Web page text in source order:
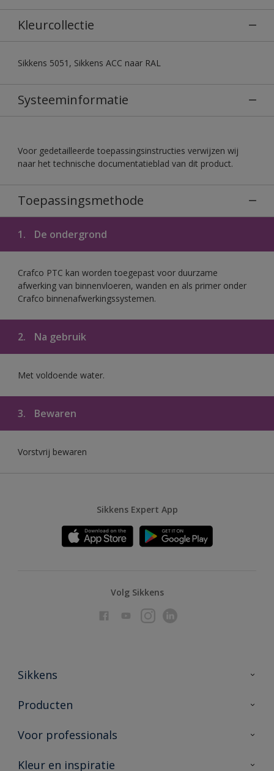
Kleurcollectie
Sikkens 5051, Sikkens ACC naar RAL
Systeeminformatie
Voor gedetailleerde toepassingsinstructies verwijzen wij
naar het technische documentatieblad van dit product.
Toepassingsmethode
1. De ondergrond
Crafco PTC kan worden toegepast voor duurzame
afwerking van binnenvloeren, wanden en als primer onder
Crafco binnenafwerkingssystemen.
2. Na gebruik
Met voldoende water.
3. Bewaren
Vorstvrij bewaren
Sikkens Expert App
Volg Sikkens
Sikkens
Over Sikkens
Duurzaamheid
Producten
Producten voor binnen
Vind je verkooppunt
Voor professionals
Advies & service
Kleur en inspiratie